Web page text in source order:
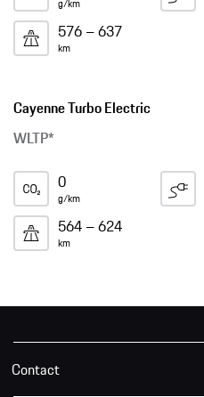
576 – 637
km
Cayenne Turbo Electric
WLTP*
0
g/km
564 – 624
km
Contact